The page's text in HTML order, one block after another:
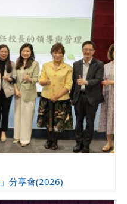
分享會(2026)